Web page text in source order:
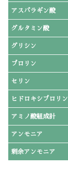
アスパラギン酸
グルタミン酸
グリシン
プロリン
セリン
ヒドロキシプロリン
アミノ酸組成計
アンモニア
剰余アンモニア